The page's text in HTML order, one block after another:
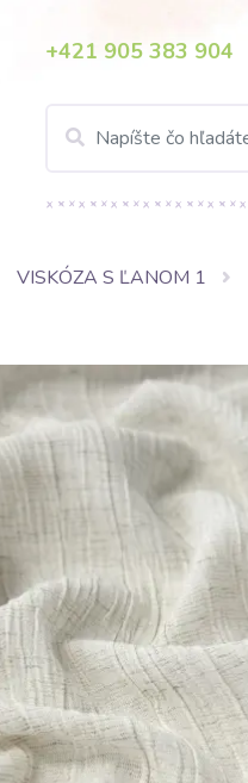
+421 905 383 904
VISKÓZA S ĽANOM 1